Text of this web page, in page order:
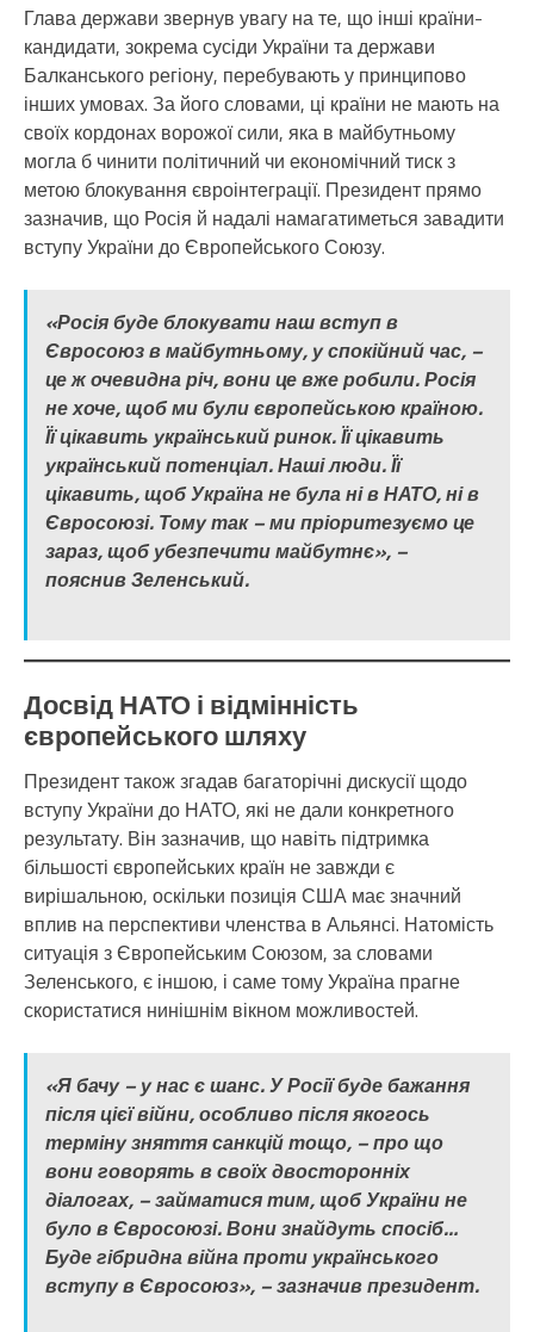
Глава держави звернув увагу на те, що інші країни-
кандидати, зокрема сусіди України та держави
Балканського регіону, перебувають у принципово
інших умовах. За його словами, ці країни не мають на
своїх кордонах ворожої сили, яка в майбутньому
могла б чинити політичний чи економічний тиск з
метою блокування євроінтеграції. Президент прямо
зазначив, що Росія й надалі намагатиметься завадити
вступу України до Європейського Союзу.
«Росія буде блокувати наш вступ в
Євросоюз в майбутньому, у спокійний час, –
це ж очевидна річ, вони це вже робили. Росія
не хоче, щоб ми були європейською країною.
Її цікавить український ринок. Її цікавить
український потенціал. Наші люди. Її
цікавить, щоб Україна не була ні в НАТО, ні в
Євросоюзі. Тому так – ми пріоритезуємо це
зараз, щоб убезпечити майбутнє», –
пояснив Зеленський.
Досвід НАТО і відмінність
європейського шляху
Президент також згадав багаторічні дискусії щодо
вступу України до НАТО, які не дали конкретного
результату. Він зазначив, що навіть підтримка
більшості європейських країн не завжди є
вирішальною, оскільки позиція США має значний
вплив на перспективи членства в Альянсі. Натомість
ситуація з Європейським Союзом, за словами
Зеленського, є іншою, і саме тому Україна прагне
скористатися нинішнім вікном можливостей.
«Я бачу – у нас є шанс. У Росії буде бажання
після цієї війни, особливо після якогось
терміну зняття санкцій тощо, – про що
вони говорять в своїх двосторонніх
діалогах, – займатися тим, щоб України не
було в Євросоюзі. Вони знайдуть спосіб…
Буде гібридна війна проти українського
вступу в Євросоюз», – зазначив президент.